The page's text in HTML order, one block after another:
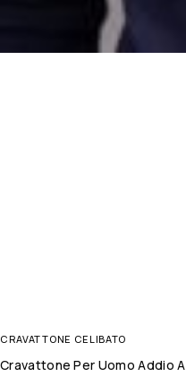
CRAVATTONE CELIBATO
Cravattone Per Uomo Addio